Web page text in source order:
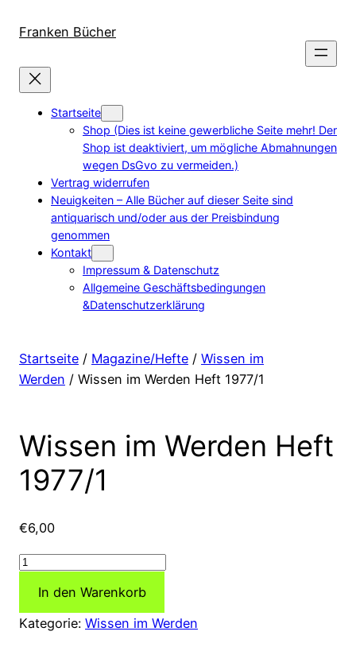
zum
wechseln
Franken Bücher
Startseite
Shop (Dies ist keine gewerbliche Seite mehr! Der
Shop ist deaktiviert, um mögliche Abmahnungen
wegen DsGvo zu vermeiden.)
Vertrag widerrufen
Neuigkeiten – Alle Bücher auf dieser Seite sind
antiquarisch und/oder aus der Preisbindung
genommen
Kontakt
Impressum & Datenschutz
Allgemeine Geschäftsbedingungen
&Datenschutzerklärung
Startseite / Magazine/Hefte / Wissen im
Werden / Wissen im Werden Heft 1977/1
Wissen im Werden Heft
1977/1
€6,00
Wissen
Werden
Heft
In den Warenkorb
Kategorie: Wissen im Werden